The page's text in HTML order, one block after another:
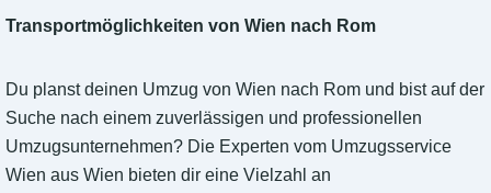
Transportmöglichkeiten von Wien nach Rom
Du planst deinen Umzug von Wien nach Rom und bist auf der
Suche nach einem zuverlässigen und professionellen
Umzugsunternehmen? Die Experten vom Umzugsservice
Wien aus Wien bieten dir eine Vielzahl an